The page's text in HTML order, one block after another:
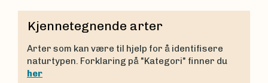
Kjennetegnende arter
Arter som kan være til hjelp for å identifisere
naturtypen. Forklaring på "Kategori" finner du
her